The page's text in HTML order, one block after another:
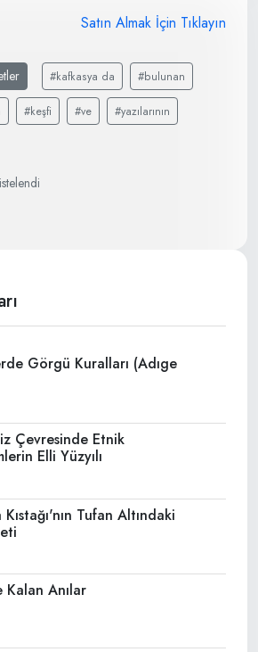
Satın Almak İçin Tıklayın
#kafkasya da #bulunan
#keşfi #ve #yazılarının
Görgü Kuralları (Adıge
Çevresinde Etnik
Elli Yüzyılı
Tufan Altındaki
Anılar